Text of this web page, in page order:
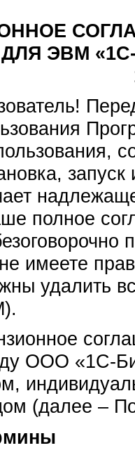
ЭВМ
полное
имеете
удалить
ООО «1С-
(далее –